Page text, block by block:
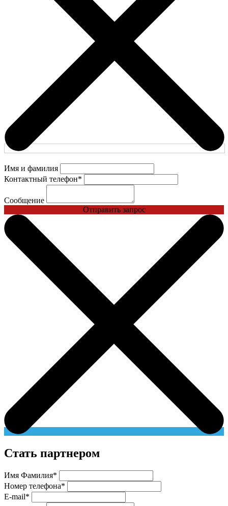
Имя и фамилия
Контактный телефон*
Сообщение
Отправить запрос
Стать партнером
Имя Фамилия*
Номер телефона*
E-mail*